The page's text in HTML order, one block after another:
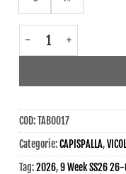
TAB0017 - Capispalla -
COD:TAB0017
Categorie:CAPISPALLA,
Tag:2026,9 Week SS26